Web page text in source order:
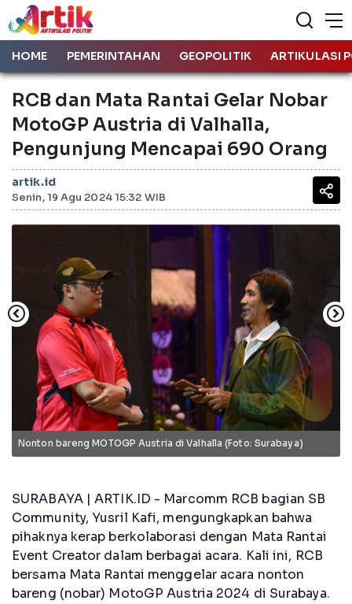
HOME PEMERINTAHAN GEOPOLITIK ARTIKULASI
RCB dan Mata Rantai Gelar Nobar
MotoGP Austria di Valhalla,
Pengunjung Mencapai 690 Orang
artik.id
Senin, 19 Agu 2024 15:32 WIB
Nonton bareng MOTOGP Austria di Valhalla (Foto: Surabaya)
SURABAYA | ARTIK.ID - Marcomm RCB bagian SB
Community, Yusril Kafi, mengungkapkan bahwa
pihaknya kerap berkolaborasi dengan Mata Rantai
Event Creator dalam berbagai acara. Kali ini, RCB
bersama Mata Rantai menggelar acara nonton
bareng (nobar) MotoGP Austria 2024 di Surabaya.